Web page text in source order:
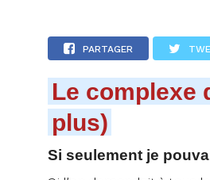
PARTAGER
Le complexe
plus)
Si seulement je